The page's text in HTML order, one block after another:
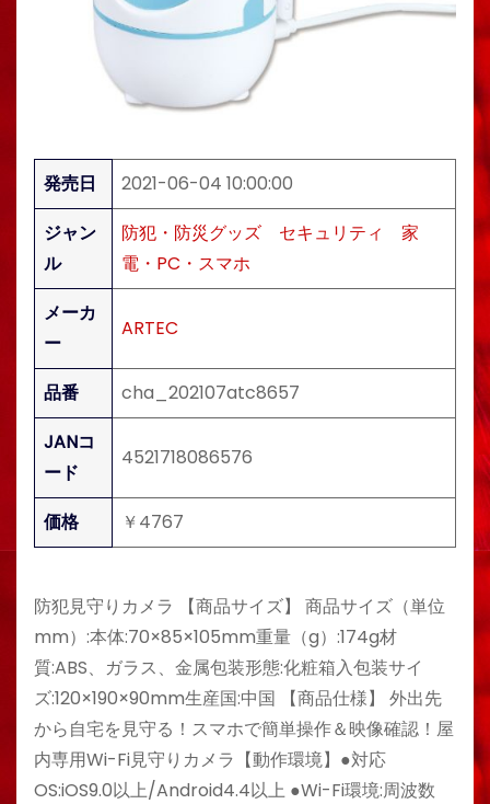
発売日
2021-06-04 10:00:00
ジャン
ル
防犯・防災グッズ セキュリティ
家
電・PC・スマホ
メーカ
ー
ARTEC
品番
cha_202107atc8657
JANコ
ード
4521718086576
価格 ￥4767
防犯見守りカメラ 【商品サイズ】 商品サイズ（単位
mm）:本体:70×85×105mm重量（g）:174g材
質:ABS、ガラス、金属包装形態:化粧箱入包装サイ
ズ:120×190×90mm生産国:中国 【商品仕様】 外出先
から自宅を見守る！スマホで簡単操作＆映像確認！屋
内専用Wi-Fi見守りカメラ【動作環境】●対応
OS:iOS9.0以上/Android4.4以上 ●Wi-Fi環境:周波数